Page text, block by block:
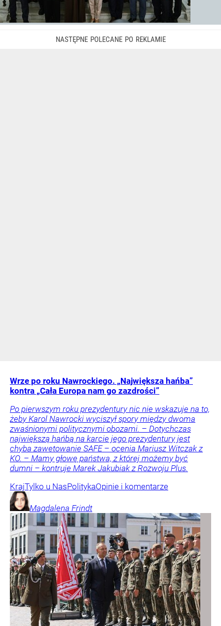
Wrze po roku Nawrockiego. „Największa hańba”
kontra „Cała Europa nam go zazdrości”
Po pierwszym roku prezydentury nic nie wskazuje na to,
żeby Karol Nawrocki wyciszył spory między dwoma
zwaśnionymi politycznymi obozami. – Dotychczas
największą hańbą na karcie jego prezydentury jest
chyba zawetowanie SAFE – ocenia Mariusz Witczak z
KO. – Mamy głowę państwa, z której możemy być
dumni – kontruje Marek Jakubiak z Rozwoju Plus.
KrajTylko u NasPolitykaOpinie i komentarze
Magdalena Frindt